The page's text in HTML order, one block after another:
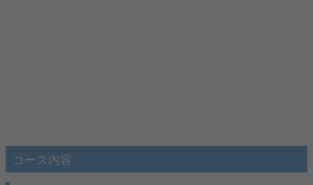
コース内容